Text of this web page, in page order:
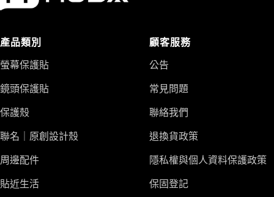
產品類別
螢幕保護貼
鏡頭保護貼
保護殼
聯名｜原創設計殼
周邊配件
貼近生活
顧客服務
公告
常見問題
聯絡我們
退換貨政策
隱私權與個人資料保護政策
保固登記